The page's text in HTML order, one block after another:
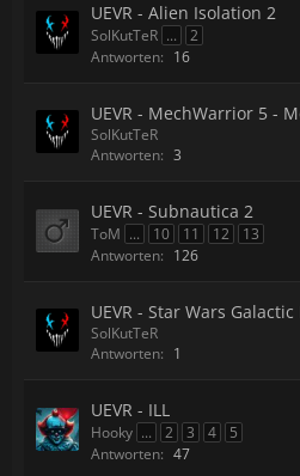
UEVR - Alien Isolation 2
SolKutTeR ...
2
Antworten: 16
UEVR - MechWarrior 5 -
SolKutTeR
Antworten: 3
UEVR - Subnautica 2
ToM ... 10 11 12
13
Antworten: 126
UEVR - Star Wars Galactic
SolKutTeR
Antworten: 1
UEVR - ILL
Hooky ... 2 3 4
5
Antworten: 47